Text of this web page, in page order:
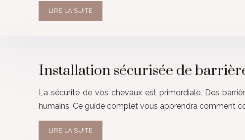
LIRE LA SUITE
Installation sécurisée de
La sécurité de vos chevaux est primordiale. Des
humains. Ce guide complet vous apprendra comment
LIRE LA SUITE